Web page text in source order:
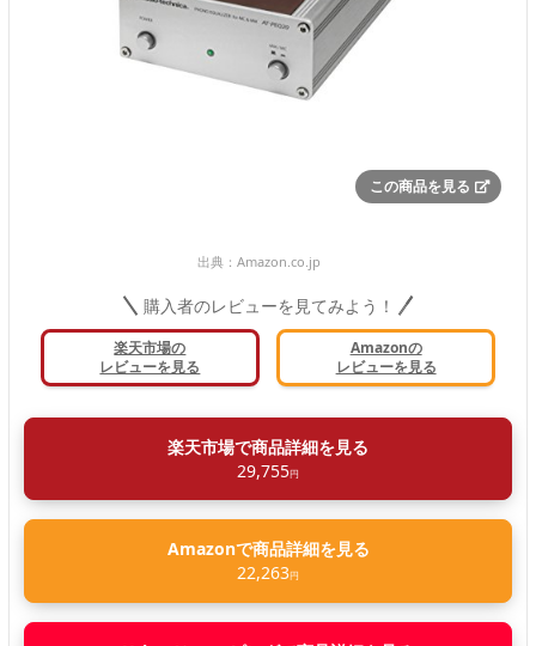
この商品を見る
出典： Amazon.co.jp
購入者のレビューを見てみよう！
楽天市場の
レビューを見る
Amazonの
レビューを見る
楽天市場で商品詳細を見る
29,755円
Amazonで商品詳細を見る
22,263円